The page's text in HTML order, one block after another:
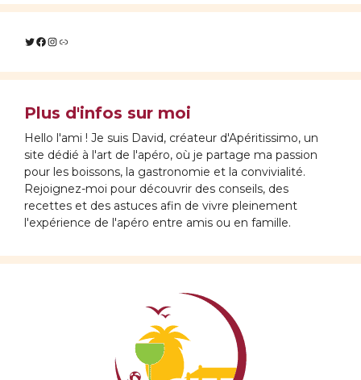
Twitter
Facebook
Instagram
Lien
Plus d'infos sur moi
Hello l'ami ! Je suis David, créateur d'Apéritissimo, un
site dédié à l'art de l'apéro, où je partage ma passion
pour les boissons, la gastronomie et la convivialité.
Rejoignez-moi pour découvrir des conseils, des
recettes et des astuces afin de vivre pleinement
l'expérience de l'apéro entre amis ou en famille.